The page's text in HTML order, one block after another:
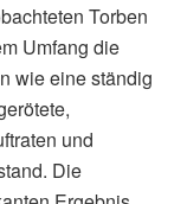
Torben
Umfang die
wie eine ständig
und
Die